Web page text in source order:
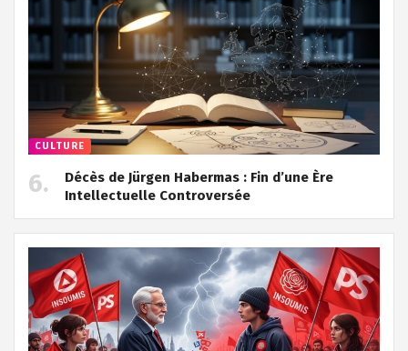
CULTURE
Décès de Jürgen Habermas : Fin d’une Ère
Intellectuelle Controversée